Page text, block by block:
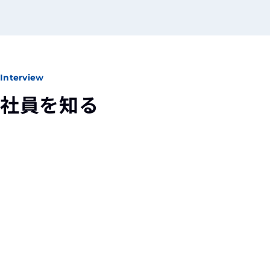
Interview
社員を知る